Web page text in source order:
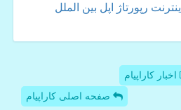
اینترنت رپورتاژ اپل بین الملل
اخبار کاراپیام
صفحه اصلی کاراپیام